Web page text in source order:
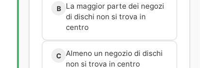
B
La maggior parte dei negozi
di dischi non si trova in
centro
C Almeno un negozio di dischi
non si trova in centro